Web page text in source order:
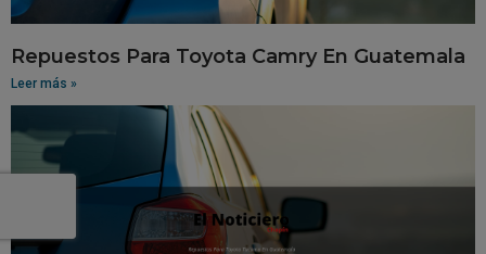
Repuestos Para Toyota Camry En Guatemala
Leer más »